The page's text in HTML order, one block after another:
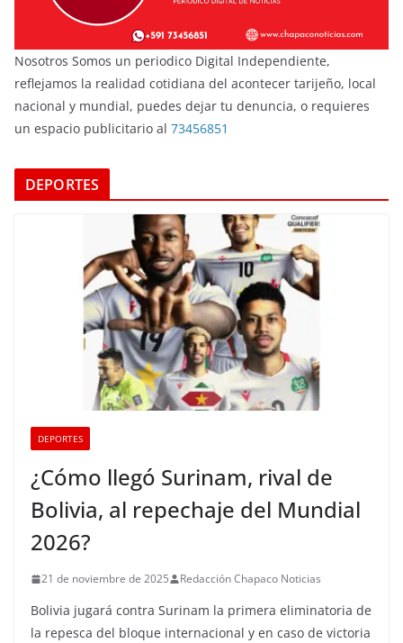
Nosotros Somos un periodico Digital Independiente,
reflejamos la realidad cotidiana del acontecer tarijeño, local
nacional y mundial, puedes dejar tu denuncia, o requieres
un espacio publicitario al 73456851
DEPORTES
DEPORTES
¿Cómo llegó Surinam, rival de
Bolivia, al repechaje del Mundial
2026?
21 de noviembre de 2025 Redacción Chapaco Noticias
Bolivia jugará contra Surinam la primera eliminatoria de
la repesca del bloque internacional y en caso de victoria